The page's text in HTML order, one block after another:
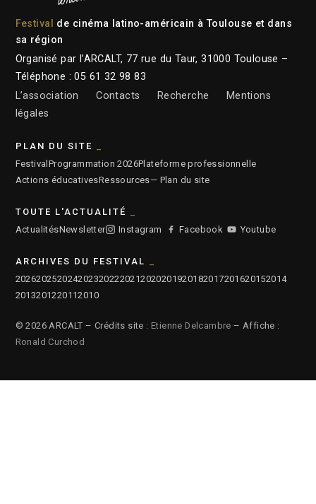
Festival
de cinéma latino-américain à Toulouse et dans
sa région
Organisé par l’ARCALT, 77 rue du Taur, 31000 Toulouse –
Téléphone : 05 61 32 98 83
L’association
Contacts Recherche
Mentions
légales
PLAN DU SITE
Festival Programmation 2026Plateforme professionnelle
Actions éducativesRessources— Plan du site
TOUTE L'ACTUALITÉ
ActualitésNewsletter Instagram Facebook Youtube
ARCHIVES DU FESTIVAL
2026202520242023202220212020201920182017201620152014
2013201220112010
© 2026 ARCALT – Crédits site : Etienne Delcambre – Affiche :
Ronald Curchod